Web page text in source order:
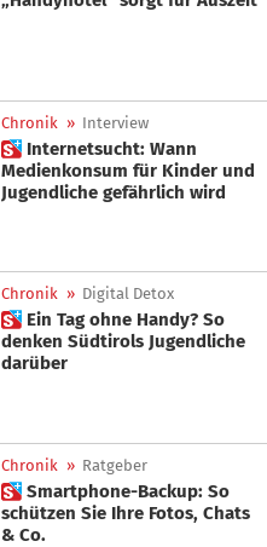
Chronik » Interview
 Internetsucht: Wann
Medienkonsum für Kinder und
Jugendliche gefährlich wird
Chronik » Digital Detox
 Ein Tag ohne Handy? So
denken Südtirols Jugendliche
darüber
Chronik » Ratgeber
 Smartphone-Backup: So
schützen Sie Ihre Fotos, Chats
& Co.